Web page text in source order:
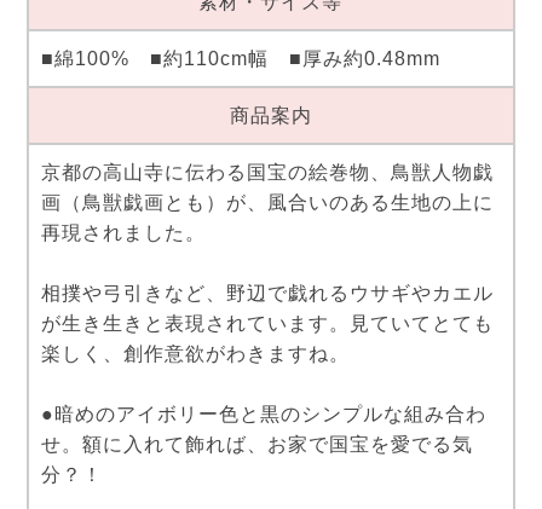
■綿100% ■約110cm幅 ■厚み約0.48mm
商品案内
京都の高山寺に伝わる国宝の絵巻物、鳥獣人物戯
画（鳥獣戯画とも）が、風合いのある生地の上に
再現されました。
相撲や弓引きなど、野辺で戯れるウサギやカエル
が生き生きと表現されています。見ていてとても
楽しく、創作意欲がわきますね。
●暗めのアイボリー色と黒のシンプルな組み合わ
せ。額に入れて飾れば、お家で国宝を愛でる気
分？！